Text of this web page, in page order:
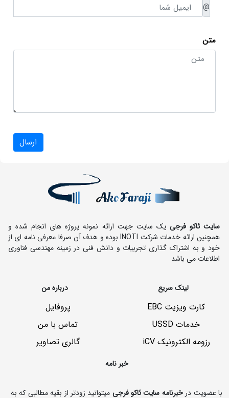
@
متن
ارسال
سایت ئاکو فرجییک سایت جهت ارائه نمونه پروژه های انجام شده و
همچنین ارائه خدمات شرکت INOTI بوده و هدف آن صرفا معرفی نامه ای از
خود و به اشتراک گذاری تجربیات و دانش فنی در زمینه مهندسی فناوری
اطلاعات می باشد
لینک سریع
کارت ویزیت EBC
خدمات USSD
رزومه الکترونیک iCV
درباره من
پروفایل
تماس با من
گالری تصاویر
خبر نامه
با عضویت درخبرنامه سایت ئاکو فرجی میتوانید زودتر از بقیه مطالبی که به